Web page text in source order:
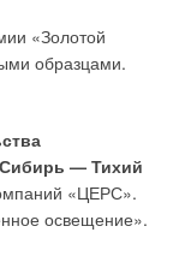
«Золотой
образцами.
— Тихий
«ЦЕРС».
освещение».
падать.
что
которые
событий». Этот